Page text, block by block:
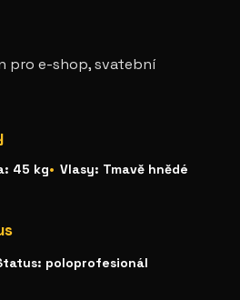
pro e-shop, svatební
45 kg
Vlasy: Tmavě hnědé
poloprofesionál